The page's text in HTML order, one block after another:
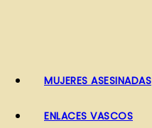
MUJERES ASESINADAS
ENLACES VASCOS